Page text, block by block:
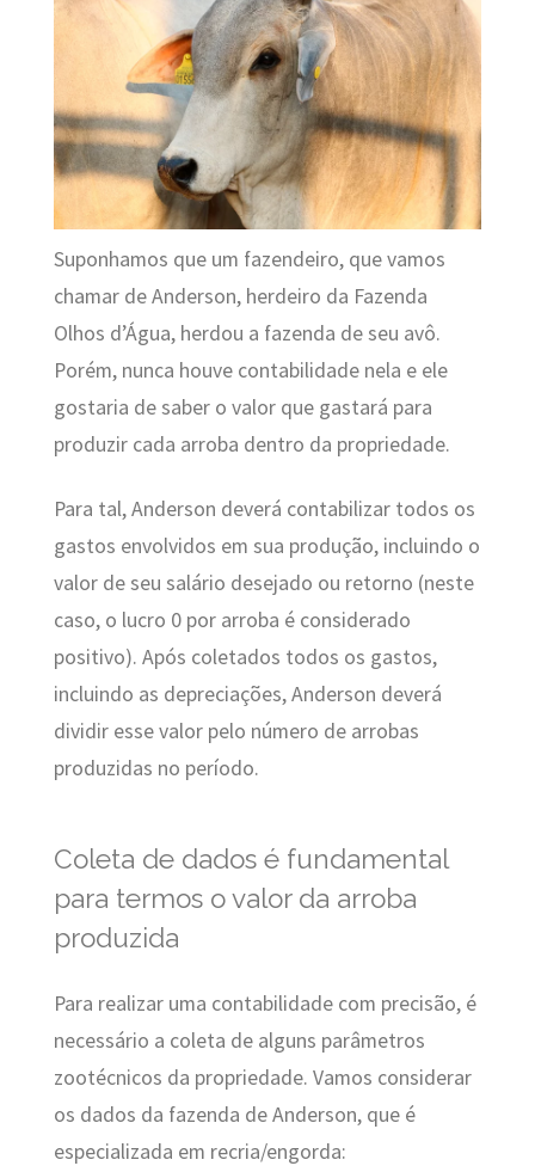
Suponhamos que um fazendeiro, que vamos
chamar de Anderson, herdeiro da Fazenda
Olhos d’Água, herdou a fazenda de seu avô.
Porém, nunca houve contabilidade nela e ele
gostaria de saber o valor que gastará para
produzir cada arroba dentro da propriedade.
Para tal, Anderson deverá contabilizar todos os
gastos envolvidos em sua produção, incluindo o
valor de seu salário desejado ou retorno (neste
caso, o lucro 0 por arroba é considerado
positivo). Após coletados todos os gastos,
incluindo as depreciações, Anderson deverá
dividir esse valor pelo número de arrobas
produzidas no período.
Coleta de dados é fundamental
para termos o valor da arroba
produzida
Para realizar uma contabilidade com precisão, é
necessário a coleta de alguns parâmetros
zootécnicos da propriedade. Vamos considerar
os dados da fazenda de Anderson, que é
especializada em recria/engorda: